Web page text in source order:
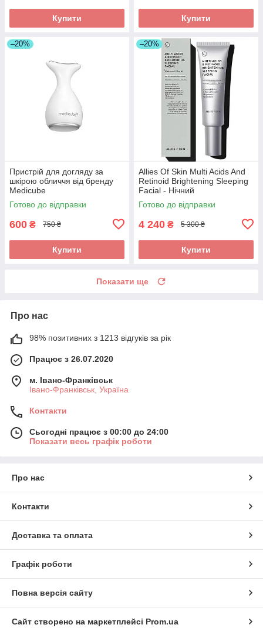
Купити Купити
–20%
Пристрій для догляду за
шкірою обличчя від бренду
Medicube
Готово до відправки
600 ₴ 750 ₴
Купити
–20%
Allies Of Skin Multi Acids And
Retinoid Brightening Sleeping
Facial - Нічний
Мультикислотний Пілінг з
Ретинолом 30ml
Готово до відправки
4 240 ₴ 5 300 ₴
Купити
Показати ще
Про нас
98% позитивних з 1213 відгуків за рік
Працює з 26.07.2020
м. Івано-Франківськ
Івано-Франківськ, Україна
Контакти
Сьогодні працює з 00:00 до 24:00
Показати весь графік роботи
Про нас
Контакти
Доставка та оплата
Графік роботи
Повна версія сайту
Сайт створено на маркетплейсі Prom.ua